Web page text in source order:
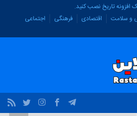
افزونه تاریخ نصب کنید.
و سلامت اقتصادی فرهنگی
اجتماعی